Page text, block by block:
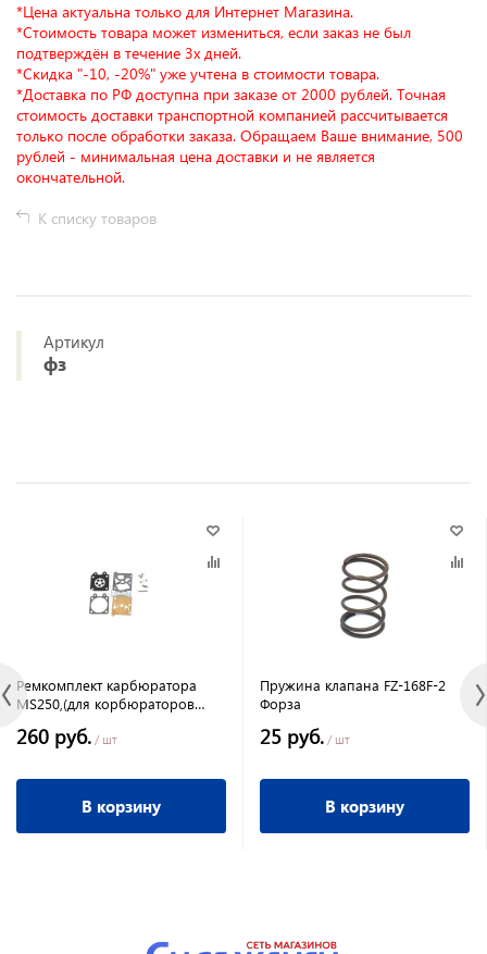
*Цена актуальна только для Интернет Магазина.
*Стоимость товара может измениться, если заказ не был
подтверждён в течение 3х дней.
*Скидка "-10, -20%" уже учтена в стоимости товара.
*Доставка по РФ доступна при заказе от 2000 рублей. Точная
стоимость доставки транспортной компанией рассчитывается
только после обработки заказа. Обращаем Ваше внимание, 500
рублей - минимальная цена доставки и не является
окончательной.
К списку товаров
Артикул
фз
Ремкомплект карбюратора
MS250,(для корбюраторов
260 руб. / шт
В корзину
Пружина клапана FZ-168F-2
Форза
25 руб. / шт
В корзину